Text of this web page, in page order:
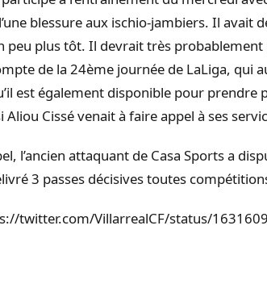
blessure aux ischio-jambiers. Il avait
peu plus tôt. Il devrait très
de la 24ème journée de LaLiga, qui
est également disponible pour
Aliou Cissé venait à faire appel à ses
l’ancien attaquant de Casa Sports a
3 passes décisives toutes
twitter.com/VillarrealCF/status/